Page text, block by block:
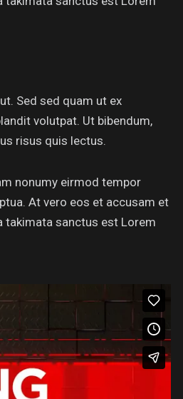
Sed sed quam ut ex
volutpat. Ut bibendum,
risus quis lectus.
nonumy eirmod tempor
At vero eos et accusam et
takimata sanctus est Lorem